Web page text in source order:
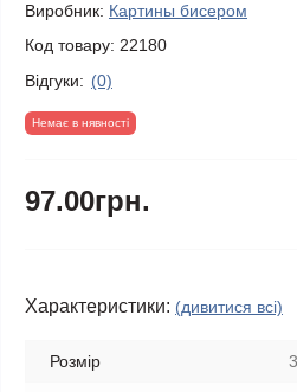
Виробник: Картины бисером
Код товару: 22180
Відгуки: (0)
Немає в нявності
97.00грн.
Характеристики: (дивитися всі)
Розмір